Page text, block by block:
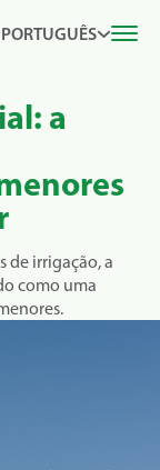
PORTUGUÊS
a
de irrigação, a
como uma